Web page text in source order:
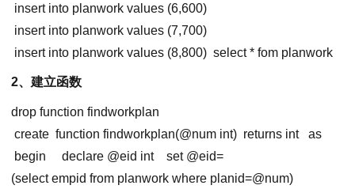
insert into planwork values (6,600)
insert into planwork values (7,700)
insert into planwork values (8,800) select * fom planwork
2、建立函数
drop function findworkplan
create function findworkplan(@num int) returns int as
begin
declare @eid int set @eid=
(select empid from planwork where planid=@num)